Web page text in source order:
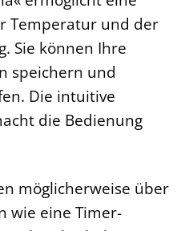
Temperatur und der
Sie können Ihre
speichern und
Die intuitive
die Bedienung
möglicherweise über
wie eine Timer-